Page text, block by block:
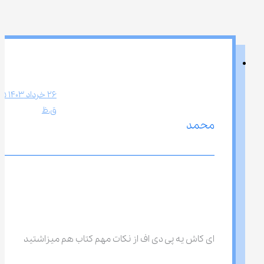
محمد
ق.ظ
ای کاش یه پی دی اف از نکات مهم کتاب هم میزاشتید